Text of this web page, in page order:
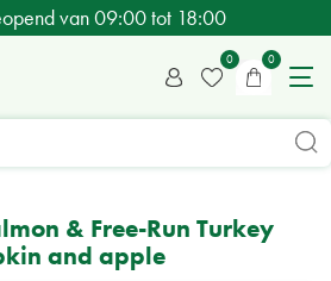
van09:00tot 18:00
& Free-Run Turkey
and apple